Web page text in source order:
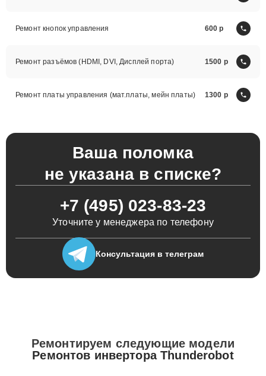
Ремонт кнопок управления 600
Ремонт разъёмов (HDMI, DVI, Дисплей порта) 1500
Ремонт платы управления (мат.платы, мейн платы) 1300
Ваша поломка
не указана в списке?
+7 (495) 023-83-23
Уточните у менеджера по телефону
Консультация в телеграм
Ремонтируем следующие модели
Ремонтов инвертора Thunderobot